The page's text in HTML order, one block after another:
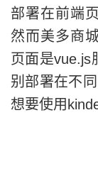
部署在前端
然而美多商
页面是vue.js
别部署在不
想要使用